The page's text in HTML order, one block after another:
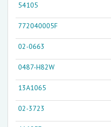
54105
772040005F
02-0663
0487-H82W
13A1065
02-3723